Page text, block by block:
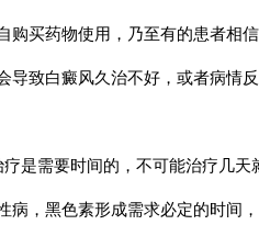
购买药物使用，乃至有的患者相
导致白癜风久治不好，或者病情
需要时间的，不可能治疗几天
病，黑色素形成需求必定的时间